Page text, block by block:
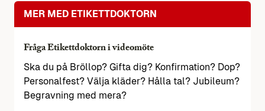
MER MED ETIKETTDOKTORN
Fråga Etikettdoktorn i videomöte
Ska du på Bröllop? Gifta dig? Konfirmation? Dop?
Personalfest? Välja kläder? Hålla tal? Jubileum?
Begravning med mera?